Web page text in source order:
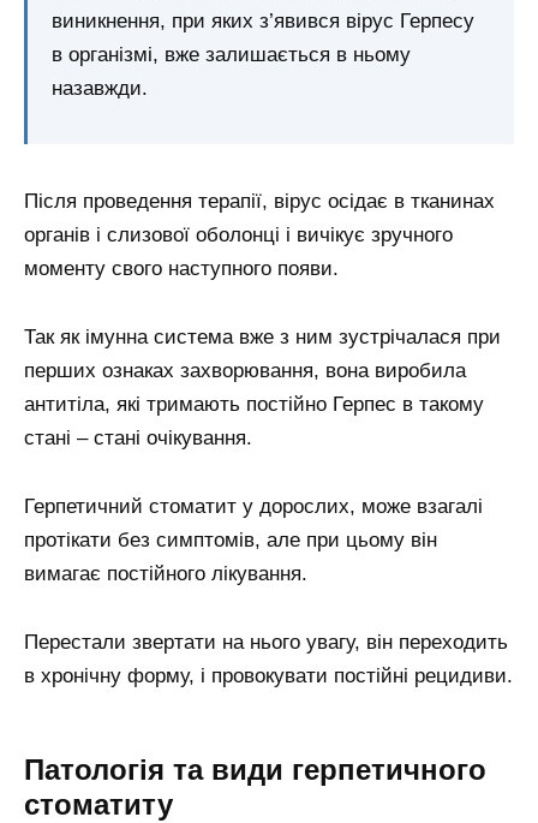
виникнення, при яких з’явився вірус Герпесу
в організмі, вже залишається в ньому
назавжди.
Після проведення терапії, вірус осідає в тканинах
органів і слизової оболонці і вичікує зручного
моменту свого наступного появи.
Так як імунна система вже з ним зустрічалася при
перших ознаках захворювання, вона виробила
антитіла, які тримають постійно Герпес в такому
стані – стані очікування.
Герпетичний стоматит у дорослих, може взагалі
протікати без симптомів, але при цьому він
вимагає постійного лікування.
Перестали звертати на нього увагу, він переходить
в хронічну форму, і провокувати постійні рецидиви.
Патологія та види герпетичного
стоматиту